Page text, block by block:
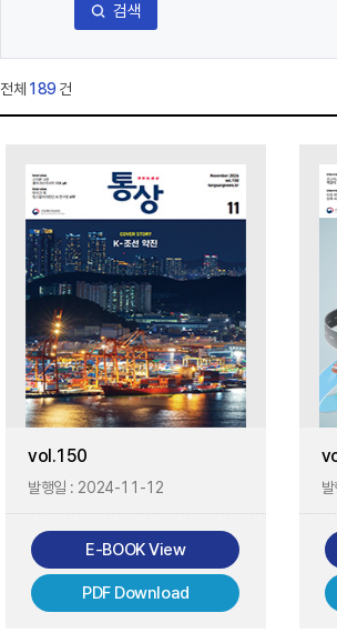
검색
전체 189건
vol.150
발행일 : 2024-11-12
E-BOOK View
PDF Download